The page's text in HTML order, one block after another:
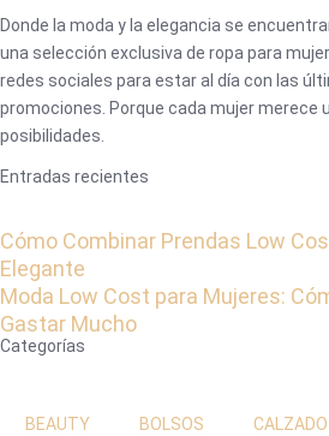
Donde la moda y la elegancia se
una selección exclusiva de ropa para
redes sociales para estar al día con las
promociones. Porque cada mujer merece
posibilidades.
Entradas recientes
Cómo Combinar Prendas Low
Elegante
Moda Low Cost para Mujeres:
Gastar Mucho
Categorías
BEAUTY BOLSOS CALZADO